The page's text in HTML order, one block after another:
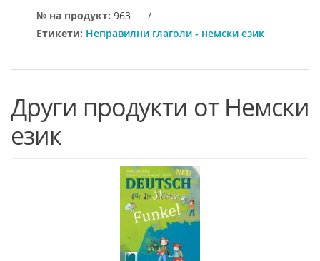
№ на продукт: 963
/
Етикети: Неправилни глаголи - немски език
Други продукти от Немски
език